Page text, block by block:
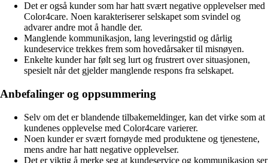
Det er også kunder som har hatt svært negative opplevelser med
Color4care. Noen karakteriserer selskapet som svindel og
advarer andre mot å handle der.
Manglende kommunikasjon, lang leveringstid og dårlig
kundeservice trekkes frem som hovedårsaker til misnøyen.
Enkelte kunder har følt seg lurt og frustrert over situasjonen,
spesielt når det gjelder manglende respons fra selskapet.
Anbefalinger og oppsummering
Selv om det er blandende tilbakemeldinger, kan det virke som at
kundenes opplevelse med Color4care varierer.
Noen kunder er svært fornøyde med produktene og tjenestene,
mens andre har hatt negative opplevelser.
Det er viktig å merke seg at kundeservice og kommunikasjon ser